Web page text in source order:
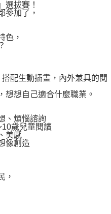
拔賽！
加了，
，
配生動插畫，內外兼具的閱
想自己適合什麼職業。
煩惱諮詢
歲兒童閱讀
美感
像創造
，